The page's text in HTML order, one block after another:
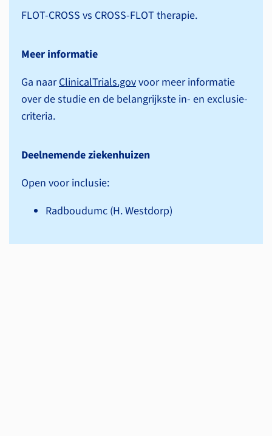
FLOT-CROSS vs CROSS-FLOT therapie.
Meer informatie
Ga naarClinicalTrials.govvoor meer informatie
over de studie en de belangrijkste in- en exclusie­
criteria.
Deelnemende ziekenhuizen
Open voor inclusie:
Radboudumc (H. Westdorp)